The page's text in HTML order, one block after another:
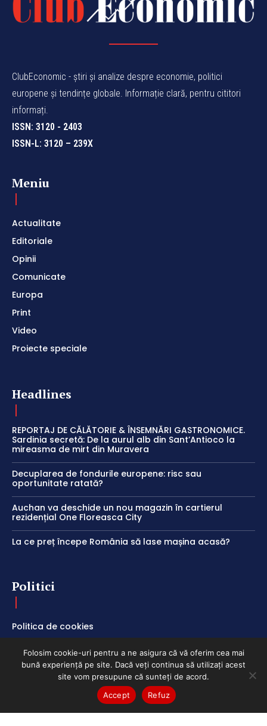
ClubEconomic - știri și analize despre economie, politici
europene și tendințe globale. Informație clară, pentru cititori
informați.
ISSN: 3120 - 2403
ISSN-L: 3120 – 239X
Meniu
Actualitate
Editoriale
Opinii
Comunicate
Europa
Print
Video
Proiecte speciale
Headlines
REPORTAJ DE CĂLĂTORIE & ÎNSEMNĂRI GASTRONOMICE.
Sardinia secretă: De la aurul alb din Sant’Antioco la
mireasma de mirt din Muravera
Decuplarea de fondurile europene: risc sau
oportunitate ratată?
Auchan va deschide un nou magazin în cartierul
rezidențial One Floreasca City
La ce preț începe România să lase mașina acasă?
Politici
Politica de cookies
Politica de Confidențialitate
Folosim cookie-uri pentru a ne asigura că vă oferim cea mai
bună experiență pe site. Dacă veți continua să utilizați acest
site vom presupune că sunteți de acord.
Accept
Refuz